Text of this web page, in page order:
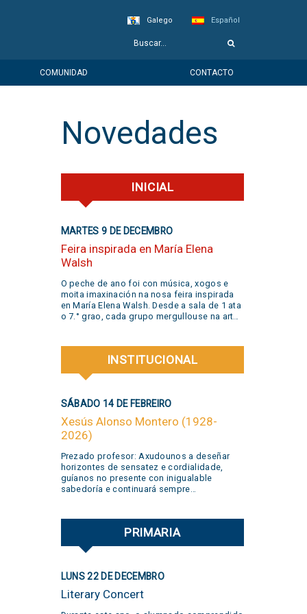
Galego Español
COMUNIDAD CONTACTO
Novedades
INICIAL
MARTES 9 DE DECEMBRO
Feira inspirada en María Elena
Walsh
O peche de ano foi con música, xogos e
moita imaxinación na nosa feira inspirada
en María Elena Walsh. Desde a sala de 1 ata
o 7.° grao, cada grupo mergullouse na arte
curiosidade, o xogo e a liberdade de
expresión. Grazas a todas as familias pola
súa participación activa e un aplauso
xigante á banda @jivers.swing por sumarse
Grazas polo talento e a alegría que nos
compartiron! VER VIDEO AQUÍ
INSTITUCIONAL
SÁBADO 14 DE FEBREIRO
Xesús Alonso Montero (1928-
2026)
Prezado profesor: Axudounos a deseñar
horizontes de sensatez e cordialidade,
guíanos no presente con inigualable
sabedoría e continuará sempre
PRIMARIA
LUNS 22 DE DECEMBRO
Literary Concert